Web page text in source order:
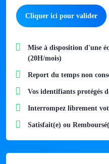
Cliquer ici pour valider
Mise à disposition d'une
(20H/mois)
Report du temps non
Vos identifiants protégés
Interrompez librement
Satisfait(e) ou